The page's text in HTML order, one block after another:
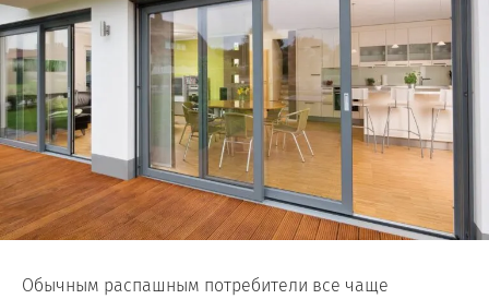
Обычным распашным потребители все чаще